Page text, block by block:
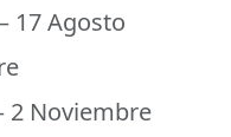
17 Agosto
Noviembre